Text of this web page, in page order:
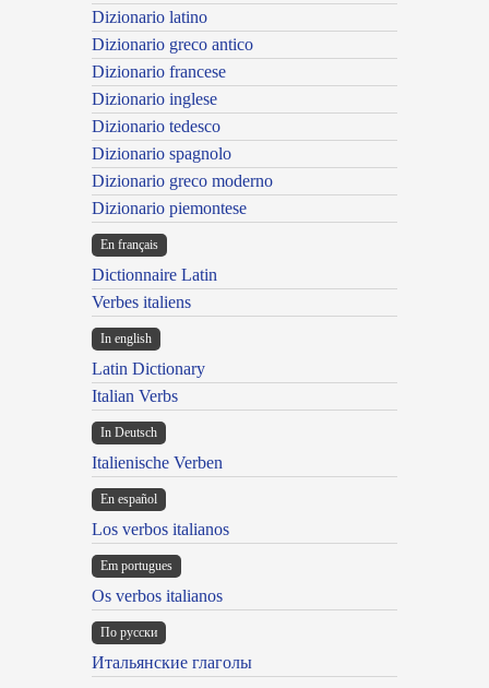
Dizionario latino
Dizionario greco antico
Dizionario francese
Dizionario inglese
Dizionario tedesco
Dizionario spagnolo
Dizionario greco moderno
Dizionario piemontese
En français
Dictionnaire Latin
Verbes italiens
In english
Latin Dictionary
Italian Verbs
In Deutsch
Italienische Verben
En español
Los verbos italianos
Em portugues
Os verbos italianos
По русски
Итальянские глаголы